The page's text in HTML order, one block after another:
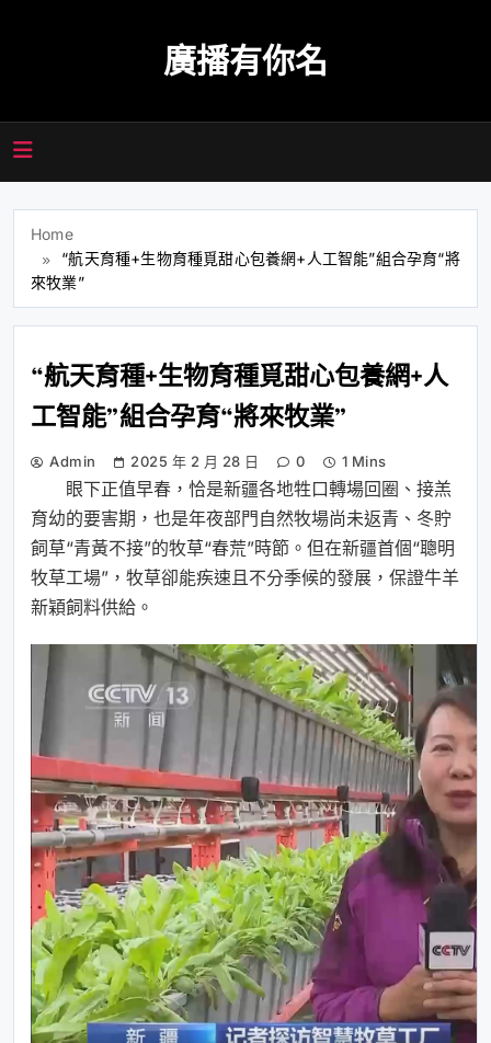
廣播有你名
Home
“航天育種+生物育種覓甜心包養網+人工智能”組合孕育“將
來牧業”
“航天育種+生物育種覓甜心包養網+人
工智能”組合孕育“將來牧業”
Admin 2025 年 2 月 28 日 0 1 Mins
眼下正值早春，恰是新疆各地牲口轉場回圈、接羔
育幼的要害期，也是年夜部門自然牧場尚未返青、冬貯
飼草“青黃不接”的牧草“春荒”時節。但在新疆首個“聰明
牧草工場”，牧草卻能疾速且不分季候的發展，保證牛羊
新穎飼料供給。